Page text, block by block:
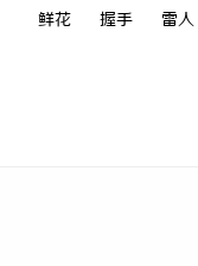
鲜花 握手 雷人